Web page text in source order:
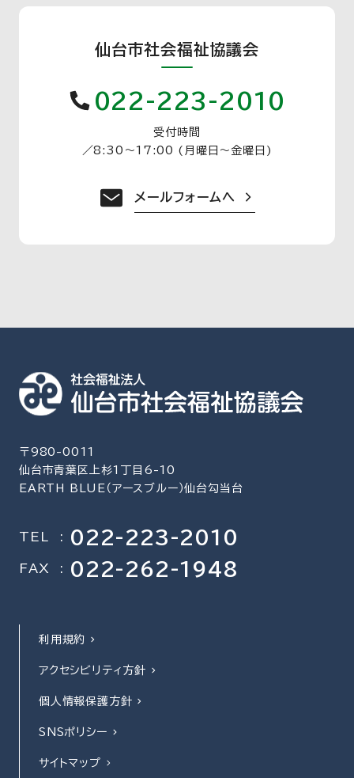
仙台市社会福祉協議会
022-223-2010
受付時間
／8:30〜17:00 (月曜日〜金曜日)
メールフォームへ
〒980-0011
仙台市青葉区上杉1丁目6-10
EARTH BLUE（アースブルー）仙台勾当台
TEL : 022-223-2010
FAX : 022-262-1948
利用規約
アクセシビリティ方針
個人情報保護方針
SNSポリシー
サイトマップ